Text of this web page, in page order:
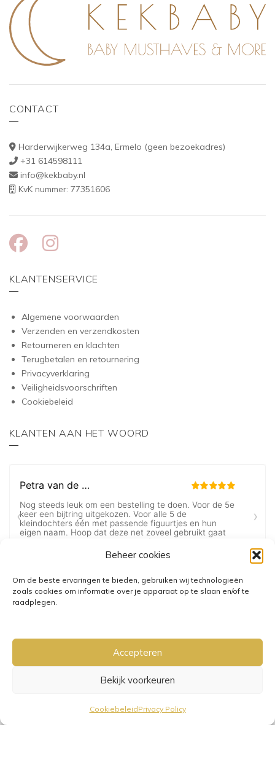
Beheer cookies
Om de beste ervaringen te bieden, gebruiken wij technologieën
zoals cookies om informatie over je apparaat op te slaan en/of te
raadplegen.
Accepteren
Bekijk voorkeuren
CookiebeleidPrivacy Policy
CONTACT
Harderwijkerweg 134a, Ermelo (geen bezoekadres)
+31 614598111
info@kekbaby.nl
KvK nummer: 77351606
KLANTENSERVICE
Algemene voorwaarden
Verzenden en verzendkosten
Retourneren en klachten
Terugbetalen en retournering
Privacyverklaring
Veiligheidsvoorschriften
Cookiebeleid
KLANTEN AAN HET WOORD
GRATIS VERZENDING VANAF €25,-• VERZENDKOSTEN NL €3,95-